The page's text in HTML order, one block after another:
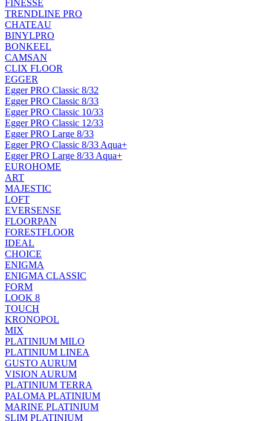
FINESSE
TRENDLINE PRO
CHATEAU
BINYLPRO
BONKEEL
CAMSAN
CLIX FLOOR
EGGER
Egger PRO Classic 8/32
Egger PRO Classic 8/33
Egger PRO Classic 10/33
Egger PRO Classic 12/33
Egger PRO Large 8/33
Egger PRO Classic 8/33 Aqua+
Egger PRO Large 8/33 Aqua+
EUROHOME
ART
MAJESTIC
LOFT
EVERSENSE
FLOORPAN
FORESTFLOOR
IDEAL
CHOICE
ENIGMA
ENIGMA CLASSIC
FORM
LOOK 8
TOUCH
KRONOPOL
MIX
PLATINIUM MILO
PLATINIUM LINEA
GUSTO AURUM
VISION AURUM
PLATINIUM TERRA
PALOMA PLATINIUM
MARINE PLATINIUM
SLIM PLATINIUM